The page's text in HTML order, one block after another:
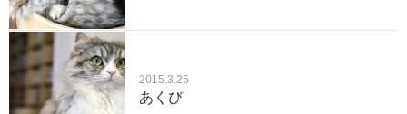
2015.3.25
あくび